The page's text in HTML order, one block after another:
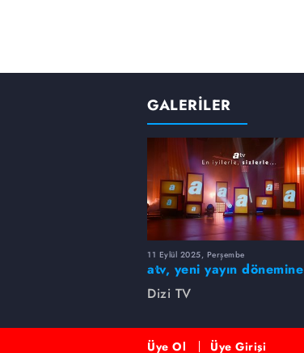
GALERİLER
11 Eylül 2025, Perşembe
atv, yeni yayın dönemine
merhaba dedi!
Dizi TV
Üye Ol Üye Girişi